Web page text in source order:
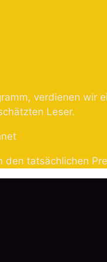
verdienen wir
Leser.
den tatsächlichen